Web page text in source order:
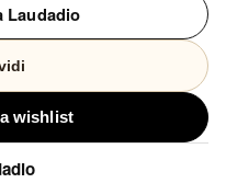
Laudadio
wishlist